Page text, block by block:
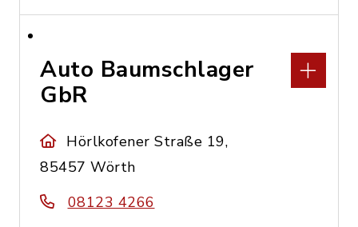
Auto Baumschlager
GbR
Hörlkofener Straße 19,
85457 Wörth
08123 4266